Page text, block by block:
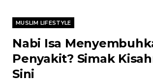
MUSLIM LIFESTYLE
Nabi Isa
Penyakit? Simak
Sini